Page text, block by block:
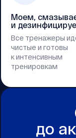
Моем,
и
Все тренажеры
чистые и готовы
к интенсивным
тренировкам
до